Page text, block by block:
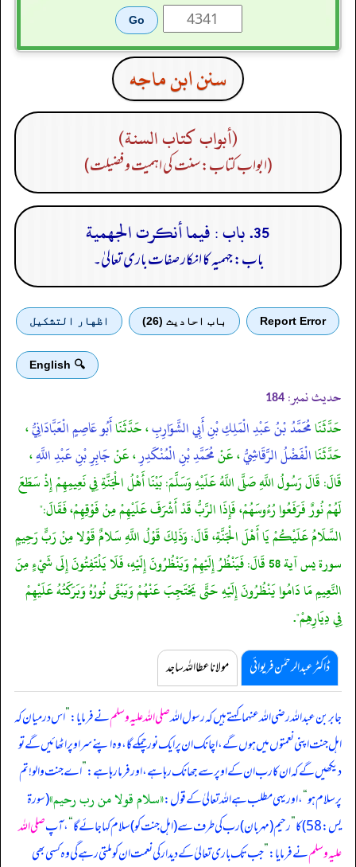
سنن ابن ماجه
(أبواب كتاب السنة)
(ابواب کتاب: سنت کی اہمیت و فضیلت)
35. باب : فيما أنكرت الجهمية
باب: جہمیہ کا انکار صفات باری تعالیٰ۔
Report Error باب احادیث (26) اظهار التشكيل
🔍 English
حدیث نمبر: 184
حَدَّثَنَامُحَمَّدُ بْنُ عَبْدِ الْمَلِكِ بْنِ أَبِي الشَّوَارِبِ، حَدَّثَنَاأَبُو عَاصِمٍ الْعَبَّادَانِيُّ،
حَدَّثَنَاالْفَضْلُ الرَّقَاشِيُّ، عَنْمُحَمَّدِ بْنِ الْمُنْكَدِرِ، عَنْجَابِرِ بْنِ عَبْدِ اللَّهِ،
قَالَ: قَالَ رَسُولُ اللَّهِ صَلَّى اللَّهُ عَلَيْهِ وَسَلَّمَ: بَيْنَا أَهْلُ الْجَنَّةِ فِي نَعِيمِهِمْ إِذْ سَطَعَ
لَهُمْ نُورٌ فَرَفَعُوا رُءُوسَهُمْ، فَإِذَا الرَّبُّ قَدْ أَشْرَفَ عَلَيْهِمْ مِنْ فَوْقِهِمْ، فَقَالَ:"
السَّلَامُ عَلَيْكُمْ يَا أَهْلَ الْجَنَّةِ، قَالَ: وَذَلِكَ قَوْلُ اللَّهِ سَلامٌ قَوْلا مِنْ رَبٍّ رَحِيمٍ
سورة يس آية 58 قَالَ: فَيَنْظُرُ إِلَيْهِمْ وَيَنْظُرُونَ إِلَيْهِ، فَلَا يَلْتَفِتُونَ إِلَى شَيْءٍ مِنَ
النَّعِيمِ مَا دَامُوا يَنْظُرُونَ إِلَيْهِ حَتَّى يَحْتَجِبَ عَنْهُمْ وَيَبْقَى نُورُهُ وَبَرَكَتُهُ عَلَيْهِمْ
فِي دِيَارِهِمْ".
ڈاکٹر عبدالرحمٰن فریوائی مولانا عطا اللہ ساجد
جابر بن عبداللہ رضی اللہ عنہما کہتے ہیں کہرسول اللہصلی اللہ علیہ وسلمنے فرمایا:”اس درمیان کہ
اہل جنت اپنی نعمتوں میں ہوں گے، اچانک ان پر ایک نور چمکے گا، وہ اپنے سر اوپر اٹھائیں گے تو
دیکھیں گے کہ ان کا رب ان کے اوپر سے جھانک رہا ہے، اور فرما رہا ہے:”اے جنت والو! تم
پر سلام ہو“، اور یہی مطلب ہے اللہ تعالیٰ کے قول:«سلام قولا من رب رحيم»(سورة
يس: 58) کا
”رحيم (مہربان) رب کی طرف سے (اہل جنت کو) سلام کہا جائے گا“، آپصلی اللہ
علیہ وسلمنے فرمایا:”جب تک باری تعالیٰ کے دیدار کی نعمت ان کو ملتی رہے گی وہ کسی بھی